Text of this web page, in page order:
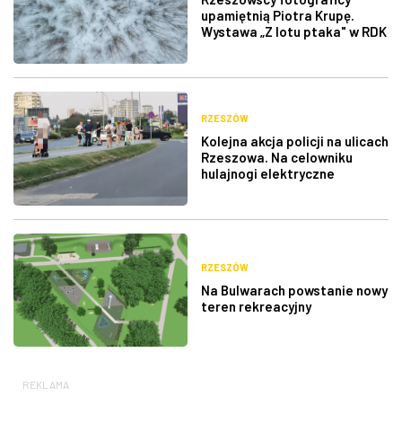
upamiętnią Piotra Krupę.
Wystawa „Z lotu ptaka" w RDK
RZESZÓW
Kolejna akcja policji na ulicach
Rzeszowa. Na celowniku
hulajnogi elektryczne
RZESZÓW
Na Bulwarach powstanie nowy
teren rekreacyjny
REKLAMA